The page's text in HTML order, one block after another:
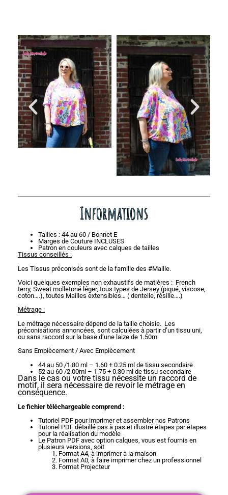
Informations
Tailles : 44 au 60 / Bonnet E
Marges de Couture INCLUSES
Patron en couleurs avec calques de tailles
Tissus conseillés :
Les Tissus préconisés sont de la famille des #Maille.
Voici quelques exemples non exhaustifs de matières : French
terry, Sweat molletoné léger, tous types de Jersey (piqué, viscose,
coton….), toutes Mailles extensibles… ( dentelle, résille….)
Métrage :
Le métrage nécessaire dépend de la taille choisie. Les
préconisations annoncées, sont calculées à partir d’un tissu uni,
ou sans raccord sur la base d’une laize de 1.50m
Sans Empiècement / Avec Empiècement
44 au 50 /1.80 ml – 1.60 + 0.25 ml de tissu secondaire
52 au 60 /2.00ml – 1.75 + 0.30 ml de tissu secondaire
Dans le cas ou votre tissu nécessite un raccord de
motif, il sera nécessaire de revoir le métrage en
conséquence.
Le fichier téléchargeable comprend :
Tutoriel PDF pour imprimer et assembler nos Patrons
Tutoriel PDF détaillé pas à pas et illustré étapes par étapes
pour la réalisation du modèle
Le Patron PDF avec option calques, vous est fournis en
plusieurs versions, soit
Format A4, à imprimer à la maison
Format A0, à faire imprimer chez un professionnel
Format Projecteur